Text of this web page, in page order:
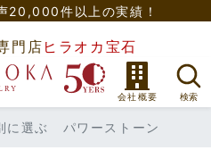
20,000件以上の実績！
門店 ヒラオカ宝石
に選ぶ パワーストーン